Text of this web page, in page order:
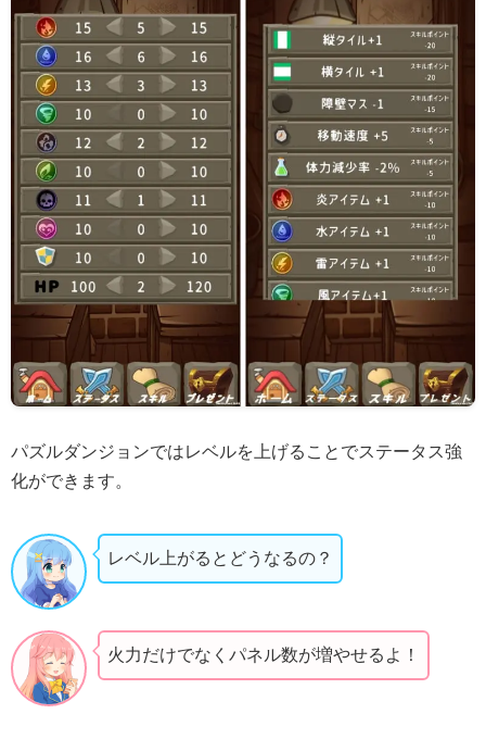
パズルダンジョンではレベルを上げることでステータス強
化ができます。
レベル上がるとどうなるの？
火力だけでなくパネル数が増やせるよ！